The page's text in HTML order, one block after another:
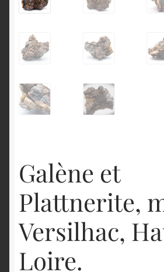
Galène et
Plattnerite,
Versilhac,
Loire.